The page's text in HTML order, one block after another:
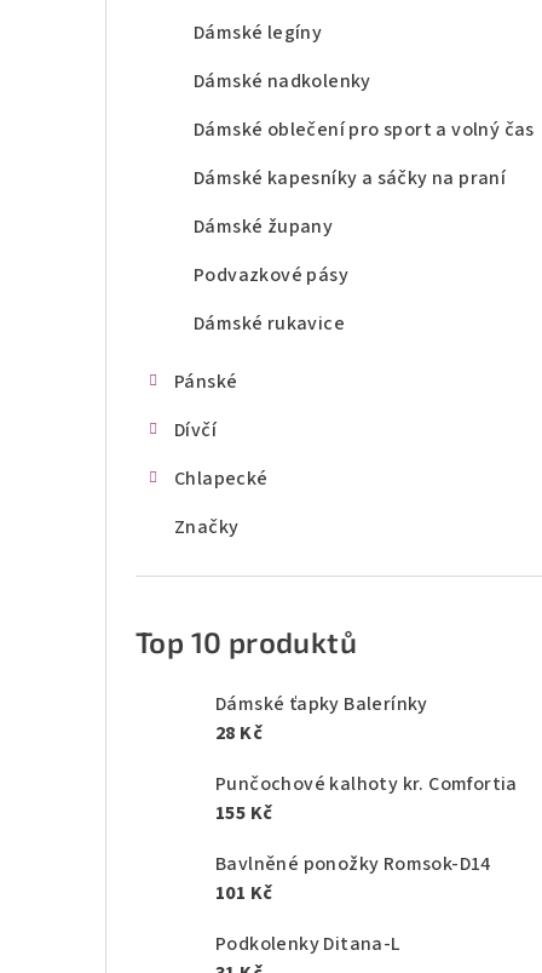
Dámské legíny
Dámské nadkolenky
Dámské oblečení pro sport a volný čas
Dámské kapesníky a sáčky na praní
Dámské župany
Podvazkové pásy
Dámské rukavice
Pánské
Dívčí
Chlapecké
Značky
Top 10 produktů
Dámské ťapky Balerínky
28 Kč
Punčochové kalhoty kr. Comfortia
155 Kč
Bavlněné ponožky Romsok-D14
101 Kč
Podkolenky Ditana-L